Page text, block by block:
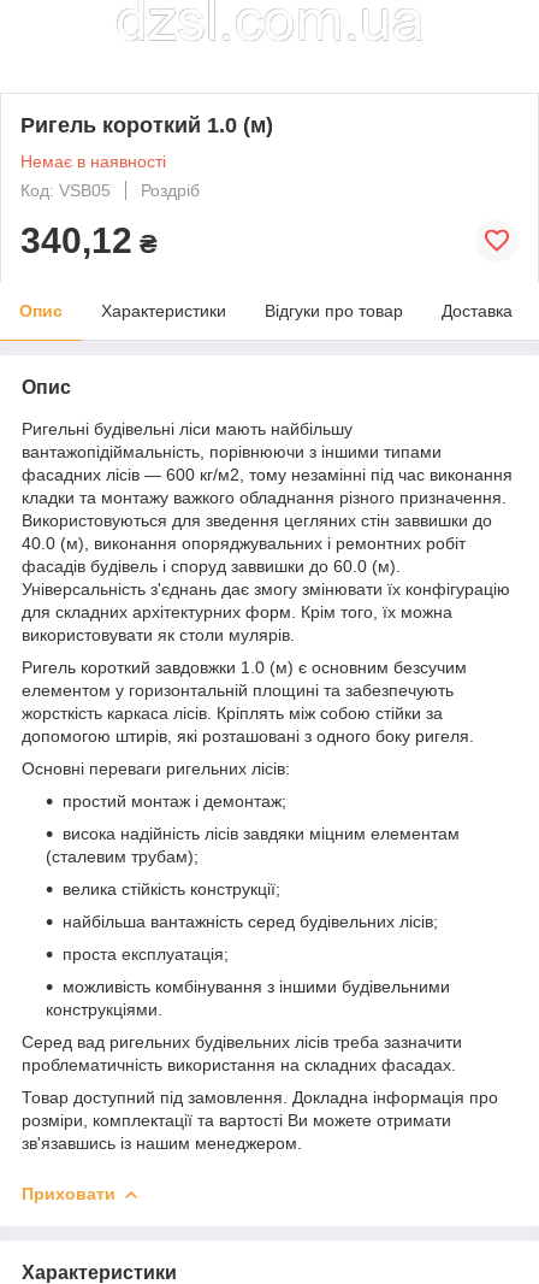
Ригель короткий 1.0 (м)
Немає в наявності
Код: VSB05
Роздріб
340,12 ₴
Опис Характеристики Відгуки про товар Доставка
Опис
Ригельні будівельні ліси мають найбільшу
вантажопідіймальність, порівнюючи з іншими типами
фасадних лісів — 600 кг/м2, тому незамінні під час виконання
кладки та монтажу важкого обладнання різного призначення.
Використовуються для зведення цегляних стін заввишки до
40.0 (м), виконання опоряджувальних і ремонтних робіт
фасадів будівель і споруд заввишки до 60.0 (м).
Універсальність з'єднань дає змогу змінювати їх конфігурацію
для складних архітектурних форм. Крім того, їх можна
використовувати як столи мулярів.
Ригель короткий завдовжки 1.0 (м) є основним безсучим
елементом у горизонтальній площині та забезпечують
жорсткість каркаса лісів. Кріплять між собою стійки за
допомогою штирів, які розташовані з одного боку ригеля.
Основні переваги ригельних лісів:
простий монтаж і демонтаж;
висока надійність лісів завдяки міцним елементам
(сталевим трубам);
велика стійкість конструкції;
найбільша вантажність серед будівельних лісів;
проста експлуатація;
можливість комбінування з іншими будівельними
конструкціями.
Серед вад ригельних будівельних лісів треба зазначити
проблематичність використання на складних фасадах.
Товар доступний під замовлення. Докладна інформація про
розміри, комплектації та вартості Ви можете отримати
зв'язавшись із нашим менеджером.
Приховати
Характеристики